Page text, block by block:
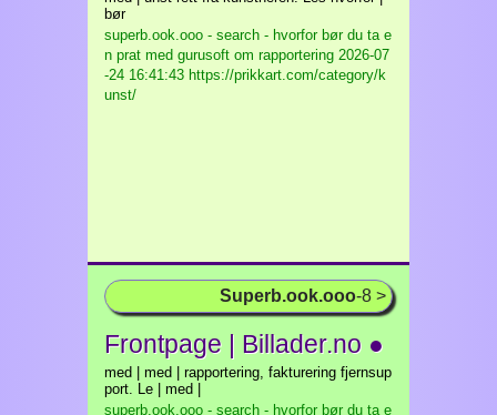
bør
superb.ook.ooo - search - hvorfor bør du ta e
n prat med gurusoft om rapportering 2026-07
-24 16:41:43 https://prikkart.com/category/k
unst/
Superb.ook.ooo-8 >
Frontpage | Billader.no ●
med | med | rapportering, fakturering fjernsup
port. Le | med |
superb.ook.ooo - search - hvorfor bør du ta e